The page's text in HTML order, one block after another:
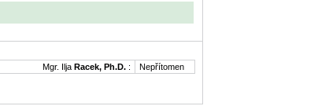
Mgr. Ilja Racek, Ph.D. :
Nepřítomen